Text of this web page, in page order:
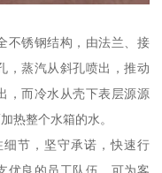
不锈钢结构，由法兰、接
，蒸汽从斜孔喷出，推动
，而冷水从壳下表层源源
热整个水箱的水。
节，坚守承诺，快速行